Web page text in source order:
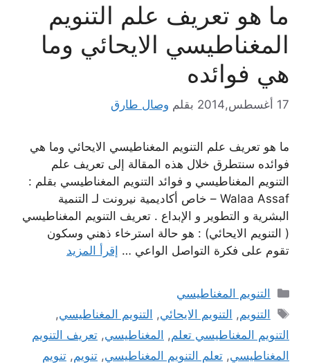
ما هو تعريف علم التنويم
المغناطيسي الايحائي وما
هي فوائده
17 أغسطس,2014 بقلم وصال طارق
ما هو تعريف علم التنويم المغناطيسي الايحائي وما هي
فوائده سنتطرق خلال هذه المقالة إلى تعريف علم
التنويم المغناطيسي و فوائد التنويم المغناطيسي بقلم :
Walaa Assaf – خاص أكاديمية نيرونت لـ التنمية
البشرية و التطوير و الإبداع . تعريف التنويم المغناطيسي
( التنويم الايحائي) : هو حالة استرخاء ذهني وسكون
تقوم على فكرة التواصل الواعي … إقرأ المزيد
التصنيفات
التنويم المغناطيسي
الوسوم
التنويم, التنويم الايحائي, التنويم المغناطيسي,
التنويم المغناطيسي تعلم, المغناطيسي, تعريف التنويم
المغناطيسي, تعلم التنويم المغناطيسي, تنويم, تنويم